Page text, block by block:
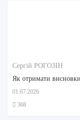
Сергій РОГОЗІН
Як отримати
01.07.2026
368